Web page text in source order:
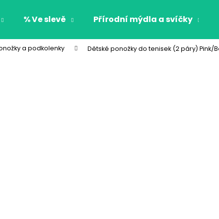
% Ve slevě Přírodní mýdla a svíčky
a podkolenky Dětské ponožky do tenisek (2 páry) Pink/
Co potřebujete najít?